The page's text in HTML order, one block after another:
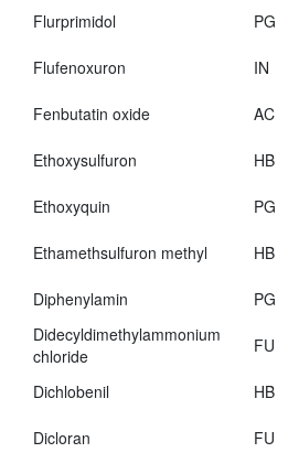
Flurprimidol
PG
Flufenoxuron
IN
Fenbutatin oxide
AC
Ethoxysulfuron
HB
Ethoxyquin
PG
Ethamethsulfuron methyl
HB
Diphenylamin
PG
Didecyldimethylammonium
chloride
FU
Dichlobenil
HB
Dicloran
FU